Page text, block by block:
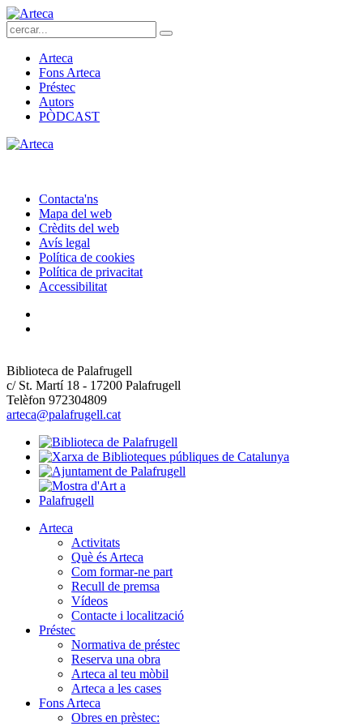
Arteca
Fons Arteca
Préstec
Autors
PÒDCAST
Contacta'ns
Mapa del web
Crèdits del web
Avís legal
Política de cookies
Política de privacitat
Accessibilitat
Biblioteca de Palafrugell
c/ St. Martí 18 - 17200 Palafrugell
Telèfon 972304809
arteca@palafrugell.cat
Arteca
Activitats
Què és Arteca
Com formar-ne part
Recull de premsa
Vídeos
Contacte i localització
Préstec
Normativa de préstec
Reserva una obra
Arteca al teu mòbil
Arteca a les cases
Fons Arteca
Obres en prèstec: